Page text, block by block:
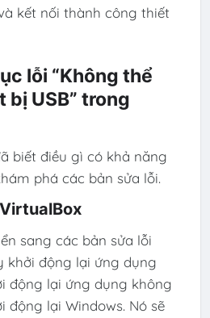
kết nối thành công thiết
lỗi “Không thể
USB” trong
biết điều gì có khả năng
phá các bản sửa lỗi.
sang các bản sửa lỗi
khởi động lại ứng dụng
động lại ứng dụng không
động lại Windows. Nó sẽ